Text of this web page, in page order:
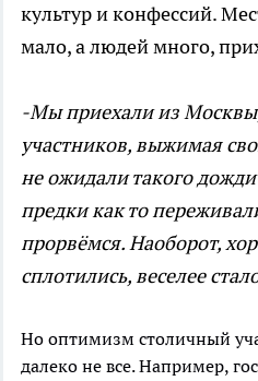
культур и конфессий.
мало, а людей много,
-Мы приехали из
участников, выжимая
не ожидали такого
предки как то
прорвёмся. Наоборот,
сплотились, веселее
Но оптимизм столичный
далеко не все. Например,